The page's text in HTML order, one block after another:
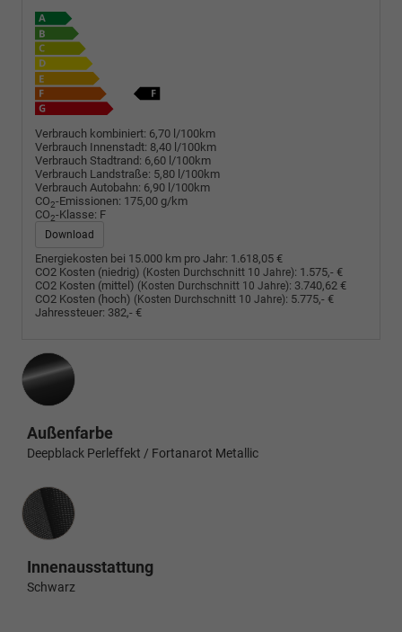
Verbrauch kombiniert: 6,70 l/100km
Verbrauch Innenstadt: 8,40 l/100km
Verbrauch Stadtrand: 6,60 l/100km
Verbrauch Landstraße: 5,80 l/100km
Verbrauch Autobahn: 6,90 l/100km
CO2-Emissionen: 175,00 g/km
CO2-Klasse: F
Download
Energiekosten bei 15.000 km pro Jahr: 1.618,05 €
CO2 Kosten (niedrig) (Kosten Durchschnitt 10 Jahre): 1.575,- €
CO2 Kosten (mittel) (Kosten Durchschnitt 10 Jahre): 3.740,62 €
CO2 Kosten (hoch) (Kosten Durchschnitt 10 Jahre): 5.775,- €
Jahressteuer: 382,- €
Außenfarbe
Deepblack Perleffekt / Fortanarot Metallic
Innenausstattung
Innenausstattung
Schwarz